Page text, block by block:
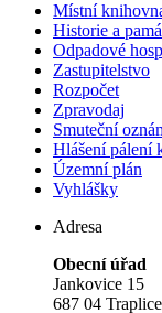
Místní
Historie a
Odpadové
Zastupitelstvo
Rozpočet
Zpravodaj
Smuteční
Hlášení pálení
Územní plán
Vyhlášky
Adresa
Obecní úřad
Jankovice 15
687 04 Traplice